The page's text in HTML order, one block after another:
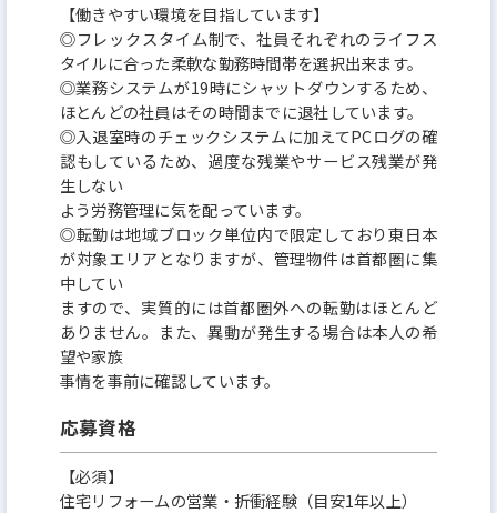
【働きやすい環境を目指しています】
◎フレックスタイム制で、社員それぞれのライフス
タイルに合った柔軟な勤務時間帯を選択出来ます。
◎業務システムが19時にシャットダウンするため、
ほとんどの社員はその時間までに退社しています。
◎入退室時のチェックシステムに加えてPCログの確
認もしているため、過度な残業やサービス残業が発
生しない
よう労務管理に気を配っています。
◎転勤は地域ブロック単位内で限定しており東日本
が対象エリアとなりますが、管理物件は首都圏に集
中してい
ますので、実質的には首都圏外への転勤はほとんど
ありません。また、異動が発生する場合は本人の希
望や家族
事情を事前に確認しています。
応募資格
【必須】
住宅リフォームの営業・折衝経験（目安1年以上）